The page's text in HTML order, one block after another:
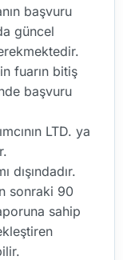
başvuru
güncel
fuarın bitiş
başvuru
LTD. ya
dışındadır.
sonraki 90
sahip